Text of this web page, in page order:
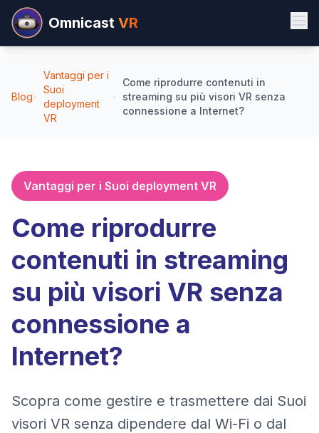
Omnicast VR
Blog
Vantaggi per i
Suoi
deployment
VR
Come riprodurre contenuti in
streaming su più visori VR senza
connessione a Internet?
Vantaggi per i Suoi deployment VR
Come riprodurre
contenuti in streaming
su più visori VR senza
connessione a
Internet?
Scopra come gestire e trasmettere dai Suoi
visori VR senza dipendere dal Wi-Fi o dal